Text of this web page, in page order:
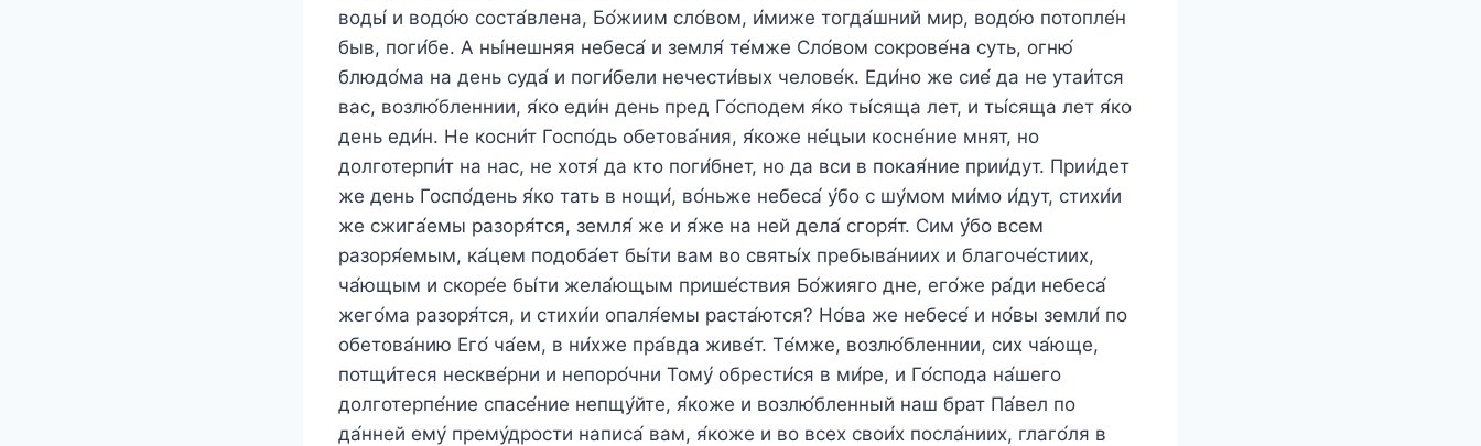
воды́ и водо́ю соста́влена, Бо́жиим сло́вом, и́миже тогда́шний мир, водо́ю потопле́н
быв, поги́бе. А ны́нешняя небеса́ и земля́ те́мже Сло́вом сокрове́на суть, огню́
блюдо́ма на день суда́ и поги́бели нечести́вых челове́к. Еди́но же сие́ да не утаи́тся
вас, возлю́бленнии, я́ко еди́н день пред Го́сподем я́ко ты́сяща лет, и ты́сяща лет я́ко
день еди́н. Не косни́т Госпо́дь обетова́ния, я́коже не́цыи косне́ние мнят, но
долготерпи́т на нас, не хотя́ да кто поги́бнет, но да вси в покая́ние прии́дут. Прии́дет
же день Госпо́день я́ко тать в нощи́, во́ньже небеса́ у́бо с шу́мом ми́мо и́дут, стихи́и
же сжига́емы разоря́тся, земля́ же и я́же на ней дела́ сгоря́т. Сим у́бо всем
разоря́емым, ка́цем подоба́ет бы́ти вам во святы́х пребыва́ниих и благоче́стиих,
ча́ющым и скоре́е бы́ти жела́ющым прише́ствия Бо́жияго дне, его́же ра́ди небеса́
жего́ма разоря́тся, и стихи́и опаля́емы раста́ются? Но́ва же небесе́ и но́вы земли́ по
обетова́нию Его́ ча́ем, в ни́хже пра́вда живе́т. Те́мже, возлю́бленнии, сих ча́юще,
потщи́теся нескве́рни и непоро́чни Тому́ обрести́ся в ми́ре, и Го́спода на́шего
долготерпе́ние спасе́ние непщу́йте, я́коже и возлю́бленный наш брат Па́вел по
да́нней ему́ прему́дрости написа́ вам, я́коже и во всех свои́х посла́ниих, глаго́ля в